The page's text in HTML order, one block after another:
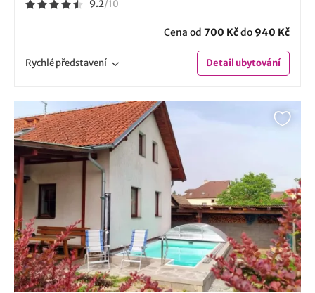
9.2/10
Cena od 700 Kčdo 940 Kč
Rychlépředstavení Detailubytování